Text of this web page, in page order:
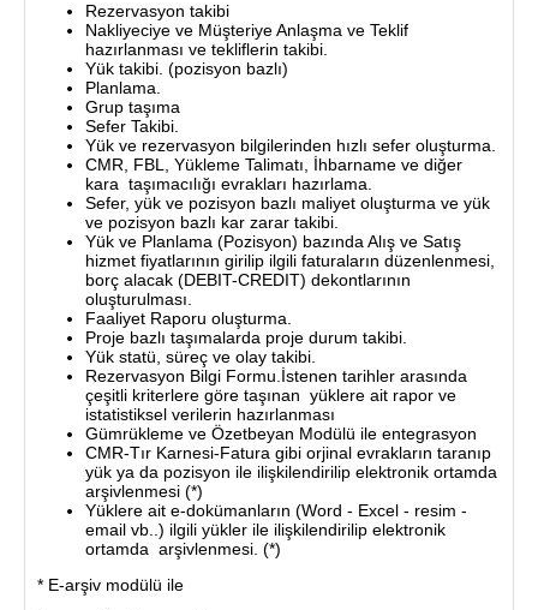
Rezervasyon takibi
Nakliyeciye ve Müşteriye Anlaşma ve Teklif
hazırlanması ve tekliflerin takibi.
Yük takibi. (pozisyon bazlı)
Planlama.
Grup taşıma
Sefer Takibi.
Yük ve rezervasyon bilgilerinden hızlı sefer oluşturma.
CMR, FBL, Yükleme Talimatı, İhbarname ve diğer
kara taşımacılığı evrakları hazırlama.
Sefer, yük ve pozisyon bazlı maliyet oluşturma ve yük
ve pozisyon bazlı kar zarar takibi.
Yük ve Planlama (Pozisyon) bazında Alış ve Satış
hizmet fiyatlarının girilip ilgili faturaların düzenlenmesi,
borç alacak (DEBIT-CREDIT) dekontlarının
oluşturulması.
Faaliyet Raporu oluşturma.
Proje bazlı taşımalarda proje durum takibi.
Yük statü, süreç ve olay takibi.
Rezervasyon Bilgi Formu.İstenen tarihler arasında
çeşitli kriterlere göre taşınan yüklere ait rapor ve
istatistiksel verilerin hazırlanması
Gümrükleme ve Özetbeyan Modülü ile entegrasyon
CMR-Tır Karnesi-Fatura gibi orjinal evrakların taranıp
yük ya da pozisyon ile ilişkilendirilip elektronik ortamda
arşivlenmesi (*)
Yüklere ait e-dokümanların (Word - Excel - resim -
email vb..) ilgili yükler ile ilişkilendirilip elektronik
ortamda arşivlenmesi. (*)
* E-arşiv modülü ile